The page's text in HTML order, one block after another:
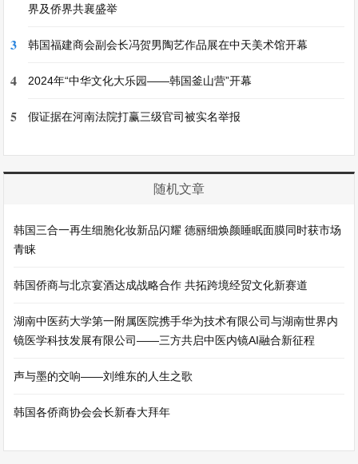
界及侨界共襄盛举
3 韩国福建商会副会长冯贺男陶艺作品展在中天美术馆开幕
4 2024年“中华文化大乐园——韩国釜山营”开幕
5 假证据在河南法院打赢三级官司被实名举报
随机文章
韩国三合一再生细胞化妆新品闪耀 德丽细焕颜睡眠面膜同时获市场
青睐
韩国侨商与北京宴酒达成战略合作 共拓跨境经贸文化新赛道
湖南中医药大学第一附属医院携手华为技术有限公司与湖南世界内
镜医学科技发展有限公司——三方共启中医内镜AI融合新征程
声与墨的交响——刘维东的人生之歌
韩国各侨商协会会长新春大拜年